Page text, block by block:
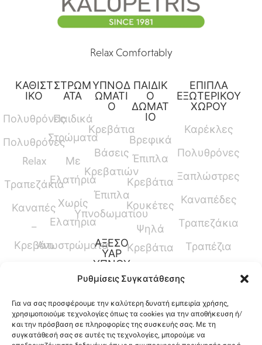
Ρυθμίσεις Συγκατάθεσης
Για να σας προσφέρουμε την καλύτερη δυνατή εμπειρία χρήσης,
χρησιμοποιούμε τεχνολογίες όπως τα cookies για την αποθήκευση ή/
και την πρόσβαση σε πληροφορίες της συσκευής σας. Με τη
συγκατάθεσή σας σε αυτές τις τεχνολογίες, μπορούμε να
Relax Comfortably
ΚΑΘΙΣΤ
ΙΚΟ
Πολυθρόνες
Πολυθρόνες
Relax
Τραπεζάκια
Καναπές
–
Κρεβάτι
ΣΤΡΩΜ
ΑΤΑ
Παιδικά
Στρώματα
Με
Ελατήρια
Χωρίς
Ελατήρια
Ανωστρώματα
ΥΠΝΟΔ
ΩΜΑΤΙ
Ο
Κρεβάτια
Βάσεις
Κρεβατιών
Έπιπλα
Υπνοδωματίου
ΑΞΕΣΟ
ΥΑΡ
ΥΠΝΟΥ
Παπλώματα
Μαξιλάρια
Προστατευτικά
ΠΑΙΔΙΚ
Ο
ΔΩΜΑΤ
ΙΟ
Βρεφικά
Έπιπλα
Κρεβάτια
Κουκέτες
Ψηλά
Κρεβάτια
Ύψους
Γραφεία
ΕΠΙΠΛΑ
ΕΞΩΤΕΡΙΚΟΥ
ΧΩΡΟΥ
Καρέκλες
Πολυθρόνες
Ξαπλώστρες
Καναπέδες
Τραπεζάκια
Τραπέζια